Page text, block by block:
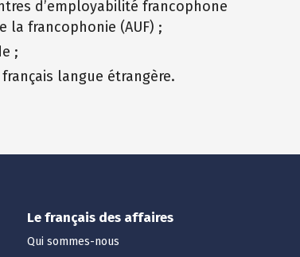
d’employabilité francophone
la francophonie (AUF) ;
;
langue étrangère.
Le français des affaires
Qui sommes-nous